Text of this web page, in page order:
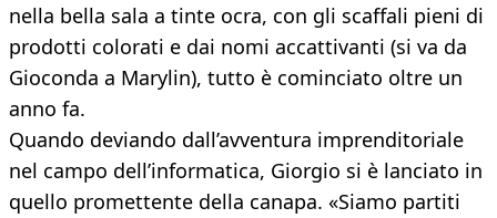
nella bella sala a tinte ocra, con gli scaffali pieni di
prodotti colorati e dai nomi accattivanti (si va da
Gioconda a Marylin), tutto è cominciato oltre un
anno fa.
Quando deviando dall’avventura imprenditoriale
nel campo dell’informatica, Giorgio si è lanciato in
quello promettente della canapa. «Siamo partiti